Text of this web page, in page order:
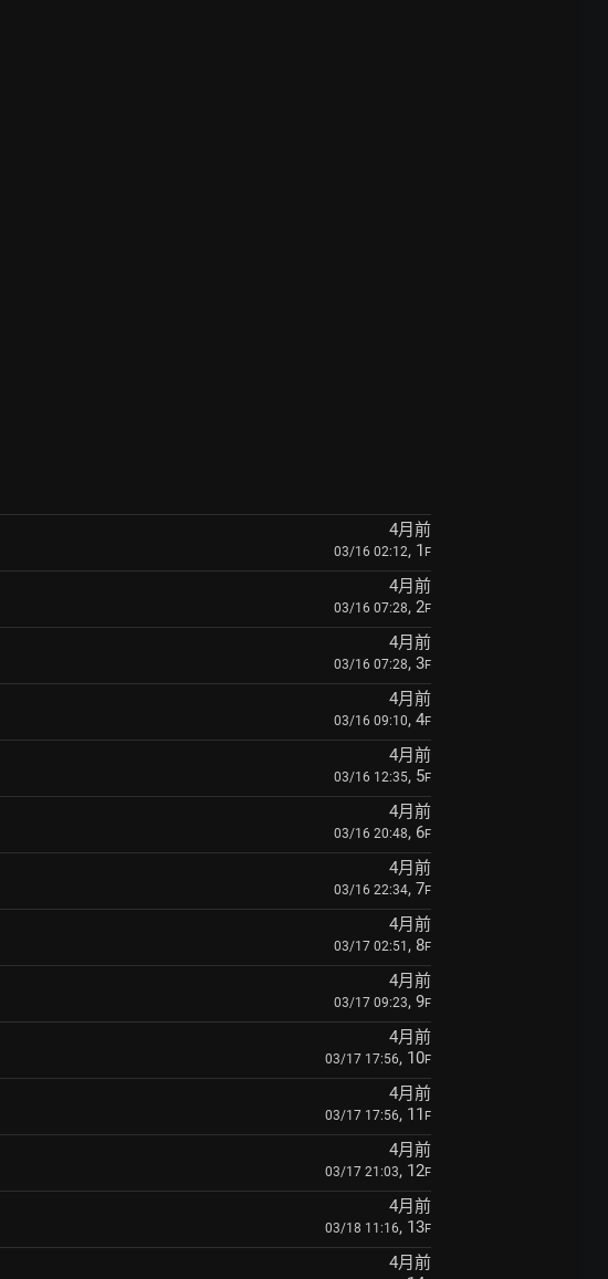
4月前
03/16 02:12, 1 F
4月前
03/16 07:28, 2F
4月前
03/16 07:28, 3F
4月前
03/16 09:10, 4F
4月前
03/16 12:35, 5F
4月前
03/16 20:48, 6F
4月前
03/16 22:34, 7F
4月前
03/17 02:51 , 8F
4月前
03/17 09:23, 9F
4月前
03/17 17:56, 10F
4月前
03/17 17:56, 11 F
4月前
03/17 21:03, 12F
4月前
03/18 11:16, 13F
4月前